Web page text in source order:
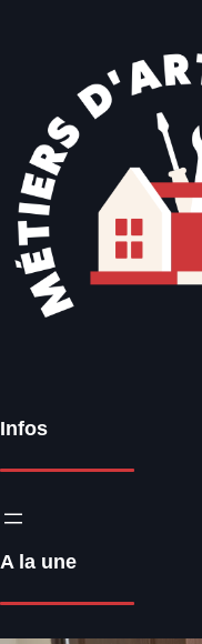
Infos
A la une